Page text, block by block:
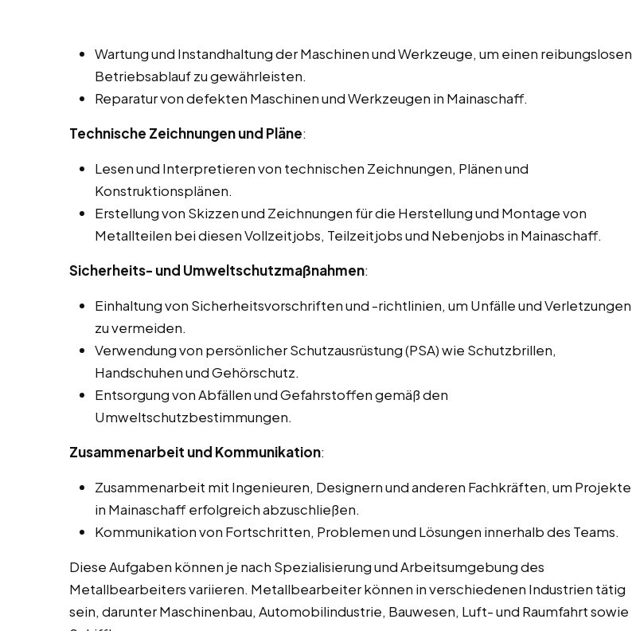
Wartung und Instandhaltung der Maschinen und Werkzeuge, um einen reibungslosen
Betriebsablauf zu gewährleisten.
Reparatur von defekten Maschinen und Werkzeugen in Mainaschaff.
Technische Zeichnungen und Pläne:
Lesen und Interpretieren von technischen Zeichnungen, Plänen und
Konstruktionsplänen.
Erstellung von Skizzen und Zeichnungen für die Herstellung und Montage von
Metallteilen bei diesen Vollzeitjobs, Teilzeitjobs und Nebenjobs in Mainaschaff.
Sicherheits- und Umweltschutzmaßnahmen:
Einhaltung von Sicherheitsvorschriften und -richtlinien, um Unfälle und Verletzungen
zu vermeiden.
Verwendung von persönlicher Schutzausrüstung (PSA) wie Schutzbrillen,
Handschuhen und Gehörschutz.
Entsorgung von Abfällen und Gefahrstoffen gemäß den
Umweltschutzbestimmungen.
Zusammenarbeit und Kommunikation:
Zusammenarbeit mit Ingenieuren, Designern und anderen Fachkräften, um Projekte
in Mainaschaff erfolgreich abzuschließen.
Kommunikation von Fortschritten, Problemen und Lösungen innerhalb des Teams.
Diese Aufgaben können je nach Spezialisierung und Arbeitsumgebung des
Metallbearbeiters variieren. Metallbearbeiter können in verschiedenen Industrien tätig
sein, darunter Maschinenbau, Automobilindustrie, Bauwesen, Luft- und Raumfahrt sowie